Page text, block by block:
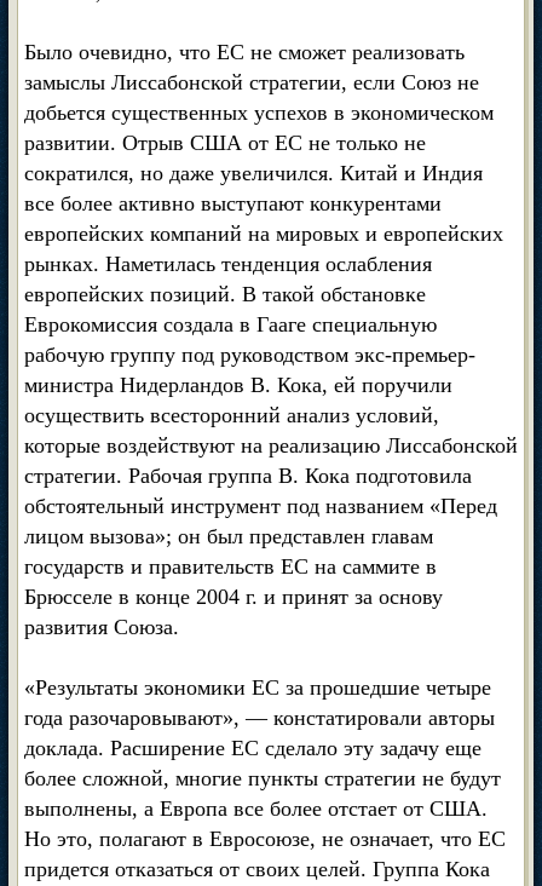
Было очевидно, что ЕС не сможет реализовать
замыслы Лиссабонской стратегии, если Союз не
добьется существенных успехов в экономическом
развитии. Отрыв США от ЕС не только не
сократился, но даже увеличился. Китай и Индия
все более активно выступают конкурентами
европейских компаний на мировых и европейских
рынках. Наметилась тенденция ослабления
европейских позиций. В такой обстановке
Еврокомиссия создала в Гааге специальную
рабочую группу под руководством экс-премьер-
министра Нидерландов В. Кока, ей поручили
осуществить всесторонний анализ условий,
которые воздействуют на реализацию Лиссабонской
стратегии. Рабочая группа В. Кока подготовила
обстоятельный инструмент под названием «Перед
лицом вызова»; он был представлен главам
государств и правительств ЕС на саммите в
Брюсселе в конце 2004 г. и принят за основу
развития Союза.
«Результаты экономики ЕС за прошедшие четыре
года разочаровывают», — констатировали авторы
доклада. Расширение ЕС сделало эту задачу еще
более сложной, многие пункты стратегии не будут
выполнены, а Европа все более отстает от США.
Но это, полагают в Евросоюзе, не означает, что ЕС
придется отказаться от своих целей. Группа Кока